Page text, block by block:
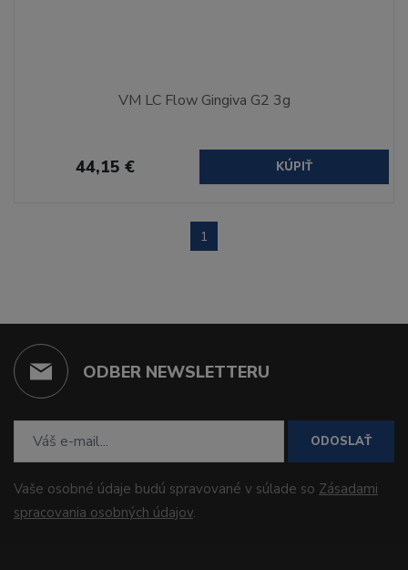
VM LC Flow Gingiva G2 3g
44,15 € KÚPIŤ
1
ODBER NEWSLETTERU
ODOSLAŤ
Vaše osobné údaje budú spravované v súlade so Zásadami
spracovania osobných údajov.